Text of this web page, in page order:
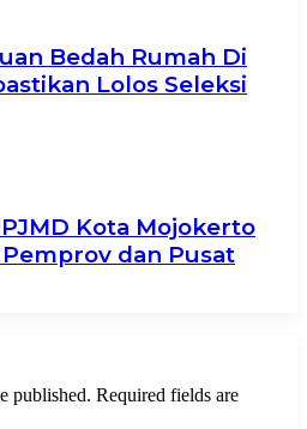
Bedah Rumah Di
Lolos Seleksi
Kota Mojokerto
dan Pusat
published. Required fields are